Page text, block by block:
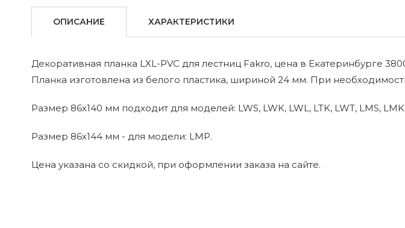
ОПИСАНИЕ ХАРАКТЕРИСТИКИ
Декоративная планка LXL-PVC для лестниц Fakro, цена в Екатеринбурге
Планка изготовлена из белого пластика, шириной 24 мм. При
Размер 86х140 мм подходит для моделей: LWS, LWK, LWL, LTK, LWT, LMS, LMK.
Размер 86х144 мм - для модели: LMP.
Цена указана со скидкой, при оформлении заказа на сайте.